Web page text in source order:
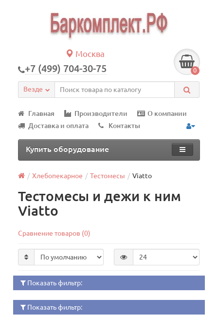
Москва
+7 (499) 704-30-75 0
Везде
Главная Производители
О компании
Доставка и оплата
Контакты
Купить оборудование
Хлебопекарное Тестомесы Viatto
Тестомесы и дежи к ним
Viatto
Сравнение товаров (0)
Показать фильтр:
Показать фильтр: